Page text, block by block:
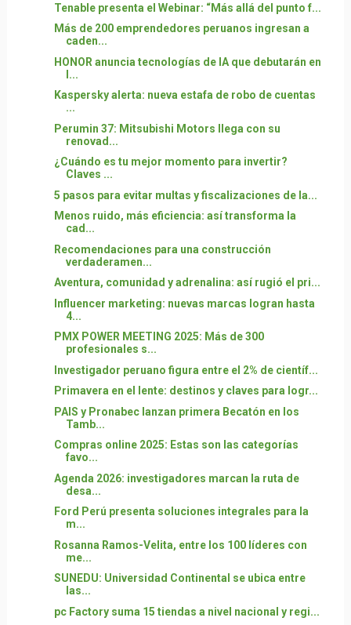
Tenable presenta el Webinar: “Más allá del punto f...
Más de 200 emprendedores peruanos ingresan a
caden...
HONOR anuncia tecnologías de IA que debutarán en
l...
Kaspersky alerta: nueva estafa de robo de cuentas
...
Perumin 37: Mitsubishi Motors llega con su
renovad...
¿Cuándo es tu mejor momento para invertir?
Claves ...
5 pasos para evitar multas y fiscalizaciones de la...
Menos ruido, más eficiencia: así transforma la
cad...
Recomendaciones para una construcción
verdaderamen...
Aventura, comunidad y adrenalina: así rugió el pri...
Influencer marketing: nuevas marcas logran hasta
4...
PMX POWER MEETING 2025: Más de 300
profesionales s...
Investigador peruano figura entre el 2% de científ...
Primavera en el lente: destinos y claves para logr...
PAIS y Pronabec lanzan primera Becatón en los
Tamb...
Compras online 2025: Estas son las categorías
favo...
Agenda 2026: investigadores marcan la ruta de
desa...
Ford Perú presenta soluciones integrales para la
m...
Rosanna Ramos-Velita, entre los 100 líderes con
me...
SUNEDU: Universidad Continental se ubica entre
las...
pc Factory suma 15 tiendas a nivel nacional y regi...